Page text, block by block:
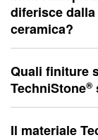
diferisce
ceramica?
Quali finiture
TechniStone®
Il materiale